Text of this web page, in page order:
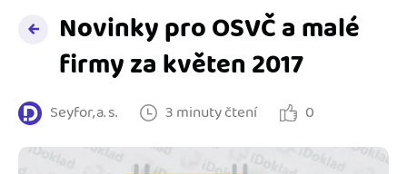
Online fakturace
Správa kontaktů
Hlídání cashflow
Spolupráce s účetní
Ceník
Nápověda
Šablony faktur
Novinky pro OSVČ a malé
firmy za květen 2017
Seyfor, a. s. 3 minuty čtení 0